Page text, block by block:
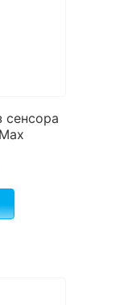
сенсора